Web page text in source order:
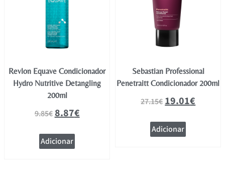
Revlon Equave Condicionador
Hydro Nutritive Detangling
200ml
9.85€8.87€
Adicionar
Sebastian Professional
Penetraitt Condicionador 200ml
27.15€19.01€
Adicionar